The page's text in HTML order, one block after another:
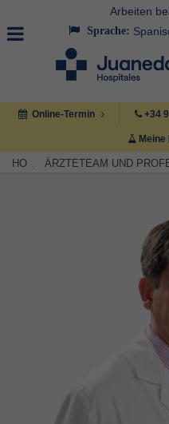
Arbeiten
Sprache:
Online-Termin +34
HOME